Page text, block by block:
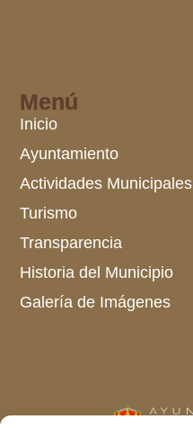
Menú
Inicio
Ayuntamiento
Actividades Municipales
Turismo
Transparencia
Historia del Municipio
Galería de Imágenes